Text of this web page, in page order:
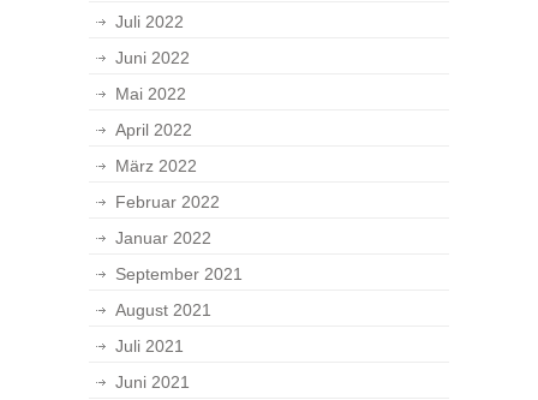
Juli 2022
Juni 2022
Mai 2022
April 2022
März 2022
Februar 2022
Januar 2022
September 2021
August 2021
Juli 2021
Juni 2021